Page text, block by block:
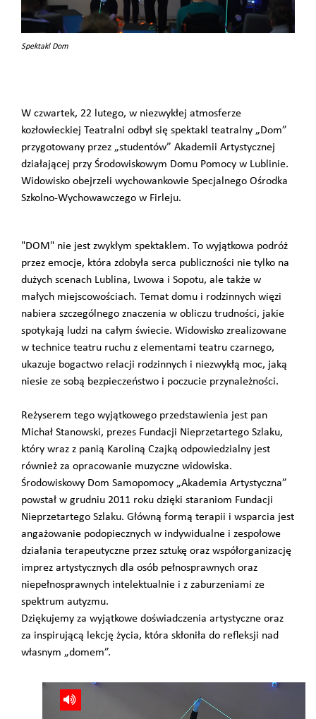
Spektakl Dom
W czwartek, 22 lutego, w niezwykłej atmosferze
kozłowieckiej Teatralni odbył się spektakl teatralny „Dom”
przygotowany przez „studentów” Akademii Artystycznej
działającej przy Środowiskowym Domu Pomocy w Lublinie.
Widowisko obejrzeli wychowankowie Specjalnego Ośrodka
Szkolno-Wychowawczego w Firleju.
"DOM" nie jest zwykłym spektaklem. To wyjątkowa podróż
przez emocje, która zdobyła serca publiczności nie tylko na
dużych scenach Lublina, Lwowa i Sopotu, ale także w
małych miejscowościach. Temat domu i rodzinnych więzi
nabiera szczególnego znaczenia w obliczu trudności, jakie
spotykają ludzi na całym świecie. Widowisko zrealizowane
w technice teatru ruchu z elementami teatru czarnego,
ukazuje bogactwo relacji rodzinnych i niezwykłą moc, jaką
niesie ze sobą bezpieczeństwo i poczucie przynależności.
Reżyserem tego wyjątkowego przedstawienia jest pan
Michał Stanowski, prezes Fundacji Nieprzetartego Szlaku,
który wraz z panią Karoliną Czajką odpowiedzialny jest
również za opracowanie muzyczne widowiska.
Środowiskowy Dom Samopomocy „Akademia Artystyczna”
powstał w grudniu 2011 roku dzięki staraniom Fundacji
Nieprzetartego Szlaku. Główną formą terapii i wsparcia jest
angażowanie podopiecznych w indywidualne i zespołowe
działania terapeutyczne przez sztukę oraz współorganizację
imprez artystycznych dla osób pełnosprawnych oraz
niepełnosprawnych intelektualnie i z zaburzeniami ze
spektrum autyzmu.
Dziękujemy za wyjątkowe doświadczenia artystyczne oraz
za inspirującą lekcję życia, która skłoniła do refleksji nad
własnym „domem”.